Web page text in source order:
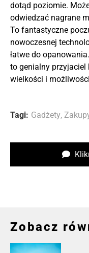
dotąd poziomie.
odwiedzać nagrane
To fantastyczne
nowoczesnej
łatwe do
to genialny przyjaciel
wielkości i
Tagi: Gadżety,
Zobacz